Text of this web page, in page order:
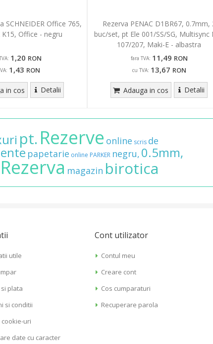
SCHNEIDER Office 765,
Office - negru
1,20 RON
1,43 RON
in cos Detalii
Rezerva PENAC D1BR67, 0.7mm,
buc/set, pt Ele 001/SS/SG, Multisync
107/207, Maki-E - albastra
fara TVA: 11,49 RON
cu TVA: 13,67 RON
Adauga in cos Detalii
pt. Rezerve online scris de
papetarie online PARKER negru, 0.5mm,
Rezerva magazin birotica
utile
plata
si conditii
cookie-uri
date cu caracter
Cont utilizator
Contul meu
Creare cont
Cos cumparaturi
Recuperare parola